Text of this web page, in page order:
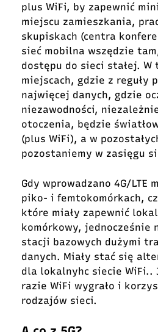
plus WiFi, by zapewnić
miejscu zamieszkania,
skupiskach (centra
sieć mobilna wszędzie
dostępu do sieci stałej. W
miejscach, gdzie z reguły
najwięcej danych, gdzie
niezawodności,
otoczenia, będzie
(plus WiFi), a w
pozostaniemy w zasięgu
Gdy wprowadzano 4G/LTE
piko- i femtokomórkach,
które miały zapewnić
komórkowy, jednocześnie
stacji bazowych dużymi
danych. Miały stać się
dla lokalnyhc siecie WiFi..
razie WiFi wygrało i
rodzajów sieci.